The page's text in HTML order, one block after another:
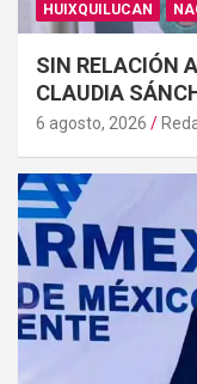
HUIXQUILUCAN
SIN RELACIÓN
CLAUDIA
6 agosto, 2026